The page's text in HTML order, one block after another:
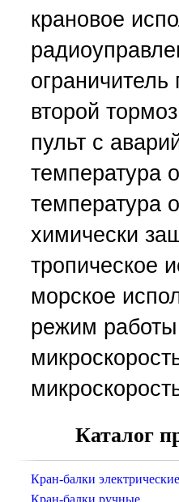
крановое
второй
пульт с
температура
температура
химически
тропическое
морское
режим
Каталог
Кран-балки электрические